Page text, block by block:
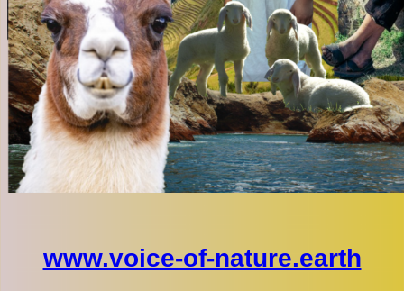
www.voice-of-nature.earth